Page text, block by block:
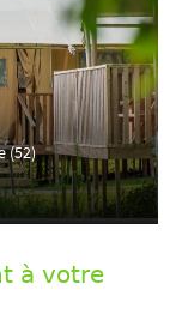
(52)
à votre